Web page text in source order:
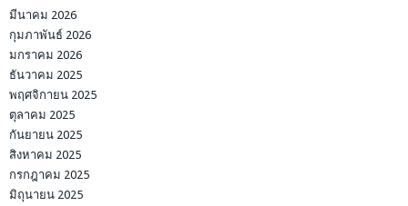
มีนาคม 2026
กุมภาพันธ์ 2026
มกราคม 2026
ธันวาคม 2025
พฤศจิกายน 2025
ตุลาคม 2025
กันยายน 2025
สิงหาคม 2025
กรกฎาคม 2025
มิถุนายน 2025